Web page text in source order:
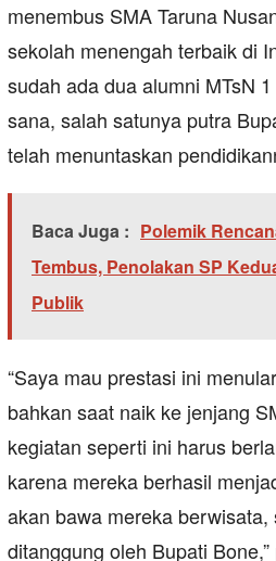
menembus SMA Taruna
sekolah menengah terbaik di
sudah ada dua alumni MTsN
sana, salah satunya putra
telah menuntaskan
Baca Juga : Polemik
Tembus, Penolakan SP
Publik
“Saya mau prestasi ini
bahkan saat naik ke jenjang
kegiatan seperti ini harus
karena mereka berhasil
akan bawa mereka berwisata,
ditanggung oleh Bupati